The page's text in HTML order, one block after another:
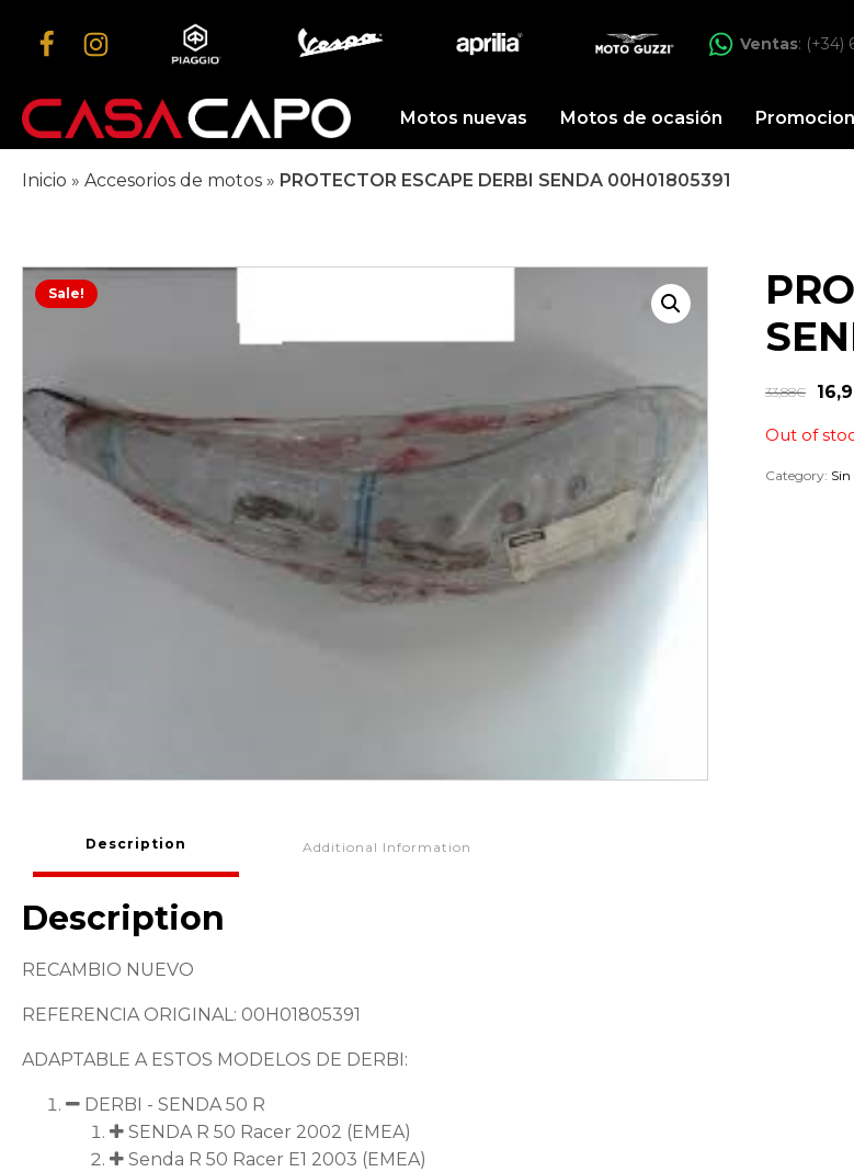
Ventas: (+34)
Motos nuevas Motos de ocasión
Inicio » Accesorios de motos » PROTECTOR ESCAPE DERBI SENDA 00H01805391
Sale!
33,88€
Out of
Category:
Description Additional Information
Description
RECAMBIO NUEVO
REFERENCIA ORIGINAL: 00H01805391
ADAPTABLE A ESTOS MODELOS DE DERBI:
DERBI - SENDA 50 R
SENDA R 50 Racer 2002 (EMEA)
Senda R 50 Racer E1 2003 (EMEA)